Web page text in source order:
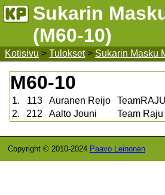
Sukarin
(M60-10)
Kotisivu > Tulokset> Sukarin Masku
M60-10
1. 113 Auranen Reijo TeamRAJU
2.
212 Aalto Jouni Team Raju
Copyright © 2010-2024 Paavo Leinonen